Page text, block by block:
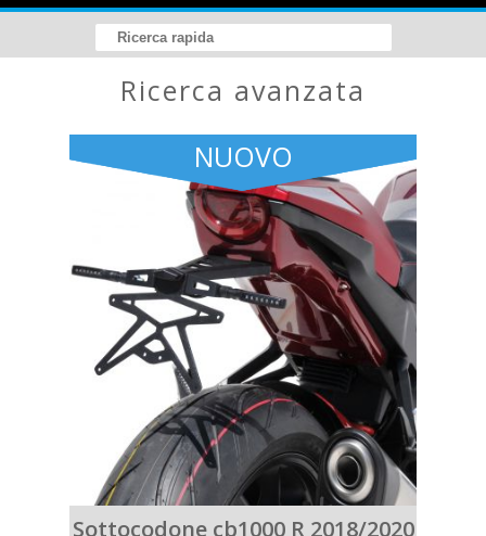
ricerca avanzata
NUOVO
Sottocodone cb1000 R 2018/2020